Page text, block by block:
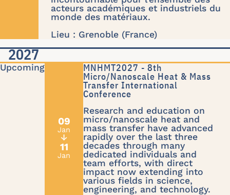
acteurs académiques et industriels du
monde des matériaux.
Lieu : Grenoble (France)
2027
09
Jan
↓
11
Jan
MNHMT2027 - 8th
Micro/Nanoscale Heat & Mass
Transfer International
Conference
Research and education on
micro/nanoscale heat and
mass transfer have advanced
rapidly over the last three
decades through many
dedicated individuals and
team efforts, with direct
impact now extending into
various fields in science,
engineering, and technology.